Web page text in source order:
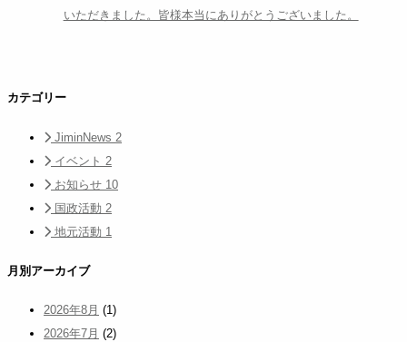
いただきました。皆様本当にありがとうございました。
カテゴリー
JiminNews 2
イベント 2
お知らせ 10
国政活動 2
地元活動 1
月別アーカイブ
2026年8月 (1)
2026年7月 (2)